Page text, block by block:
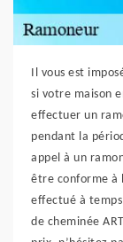
Il vous est
si votre maison
effectuer un
pendant la
appel à un
être conforme à
effectué à
de cheminée